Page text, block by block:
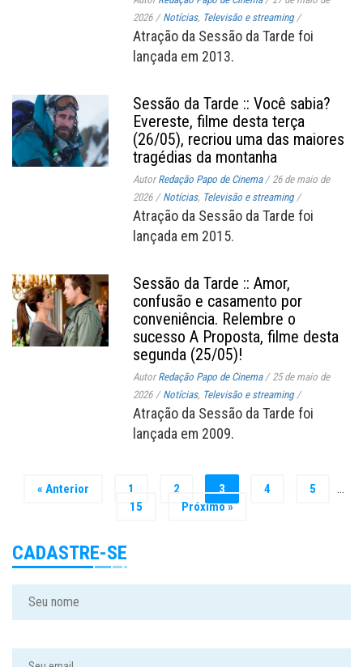
2026 / Notícias, Televisão e streaming /
Atração da Sessão da Tarde foi
lançada em 2013.
Sessão da Tarde :: Você sabia?
Evereste, filme desta terça
(26/05), recriou uma das maiores
tragédias da montanha
AutorRedação Papo de Cinema / 26 de maio de
2026 / Notícias, Televisão e streaming /
Atração da Sessão da Tarde foi
lançada em 2015.
Sessão da Tarde :: Amor,
confusão e casamento por
conveniência. Relembre o
sucesso A Proposta, filme desta
segunda (25/05)!
AutorRedação Papo de Cinema / 25 de maio de
2026 / Notícias, Televisão e streaming /
Atração da Sessão da Tarde foi
lançada em 2009.
« Anterior 1 2 3 4 5 …
15 Próximo »
CADASTRE-SE